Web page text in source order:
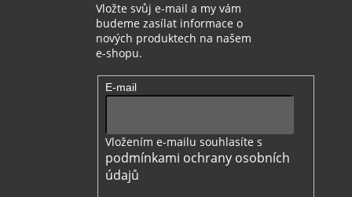
Vložte svůj e-mail a my vám
budeme zasílat informace o
nových produktech na našem
e-shopu.
E-mail
Vložením e-mailu souhlasíte s
podmínkami ochrany osobních
údajů